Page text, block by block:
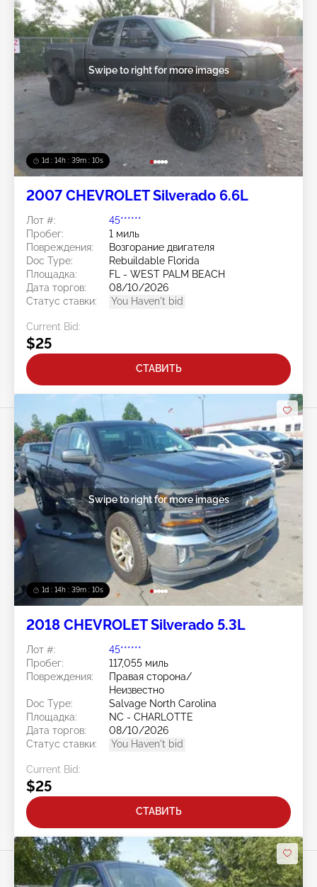
1d : 14h : 39m : 07s
Swipe to right for more images
2007 CHEVROLET Silverado 6.6L
Лот #:
45******
Пробег:
1 миль
Повреждения:
Возгорание двигателя
Doc Type:
Rebuildable Florida
Площадка:
FL - WEST PALM BEACH
Дата торгов:
08/10/2026
Статус ставки:
You Haven't bid
Current Bid:
$25
СТАВИТЬ
1d : 14h : 39m : 07s
Swipe to right for more images
2018 CHEVROLET Silverado 5.3L
Лот #:
45******
Пробег:
117,055 миль
Повреждения:
Правая сторона/
Неизвестно
Doc Type:
Salvage North Carolina
Площадка:
NC - CHARLOTTE
Дата торгов:
08/10/2026
Статус ставки:
You Haven't bid
Current Bid:
$25
СТАВИТЬ